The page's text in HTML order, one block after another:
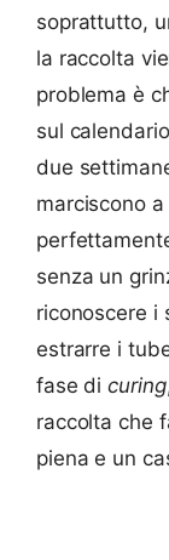
soprattutto,
la raccolta
problema è
sul
due
marciscono
senza un
riconoscere i
estrarre i
fase dicuring
raccolta che
piena e un